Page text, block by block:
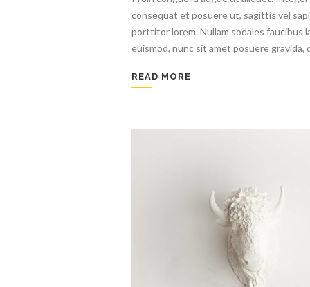
consequat et posuere ut, sagittis vel
porttitor lorem. Nullam sodales faucibus
euismod, nunc sit amet posuere gravida,
READ MORE